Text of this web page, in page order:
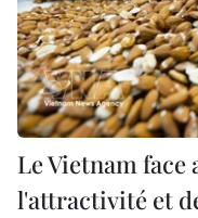
Le Vietnam face
l'attractivité et